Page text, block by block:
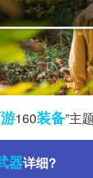
160装备”主
器详细?